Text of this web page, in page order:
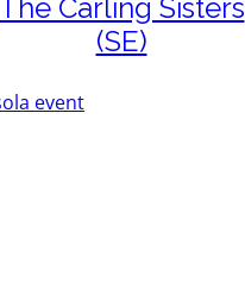
The Carling Sisters
(SE)